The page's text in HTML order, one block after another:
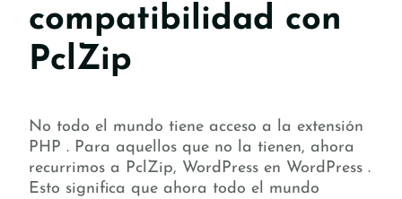
compatibilidad con
PclZip
No todo el mundo tiene acceso a la extensión
PHP . Para aquellos que no la tienen, ahora
recurrimos a PclZip, WordPress en WordPress .
Esto significa que ahora todo el mundo